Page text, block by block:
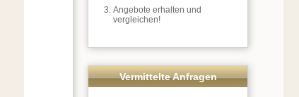
Angebote erhalten und
vergleichen!
Vermittelte Anfragen